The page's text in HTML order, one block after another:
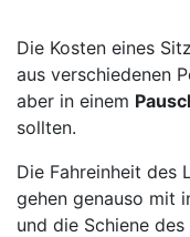
Die Kosten eines
aus verschiedenen
aber in einem
sollten.
Die Fahreinheit des
gehen genauso mit
und die Schiene des